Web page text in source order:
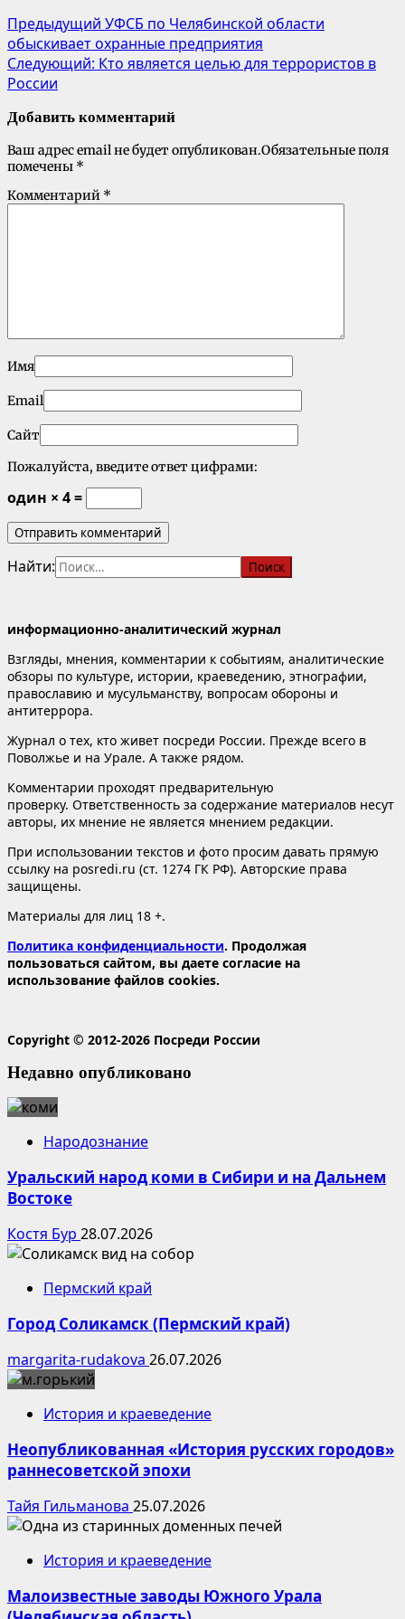
Предыдущий УФСБ по Челябинской области
обыскивает охранные предприятия
Следующий: Кто является целью для террористов в
России
Добавить комментарий
Ваш адрес email не будет опубликован.Обязательные поля
помечены *
Комментарий *
Имя
Email
Сайт
Пожалуйста, введите ответ цифрами:
один × 4 =
Найти:
информационно-аналитический журнал
Взгляды, мнения, комментарии к событиям, аналитические
обзоры по культуре, истории, краеведению, этнографии,
православию и мусульманству, вопросам обороны и
антитеррора.
Журнал о тех, кто живет посреди России. Прежде всего в
Поволжье и на Урале. А также рядом.
Комментарии проходят предварительную
проверку. Ответственность за содержание материалов несут
авторы, их мнение не является мнением редакции.
При использовании текстов и фото просим давать прямую
ссылку на posredi.ru (ст. 1274 ГК РФ). Авторские права
защищены.
Материалы для лиц 18 +.
Политика конфиденциальности. Продолжая
пользоваться сайтом, вы даете согласие на
использование файлов cookies.
Copyright © 2012-2026 Посреди России
Недавно опубликовано
Народознание
Уральский народ коми в Сибири и на Дальнем
Востоке
Костя Бур 28.07.2026
Пермский край
Город Соликамск (Пермский край)
margarita-rudakova 26.07.2026
История и краеведение
Неопубликованная «История русских городов»
раннесоветской эпохи
Тайя Гильманова 25.07.2026
История и краеведение
Малоизвестные заводы Южного Урала